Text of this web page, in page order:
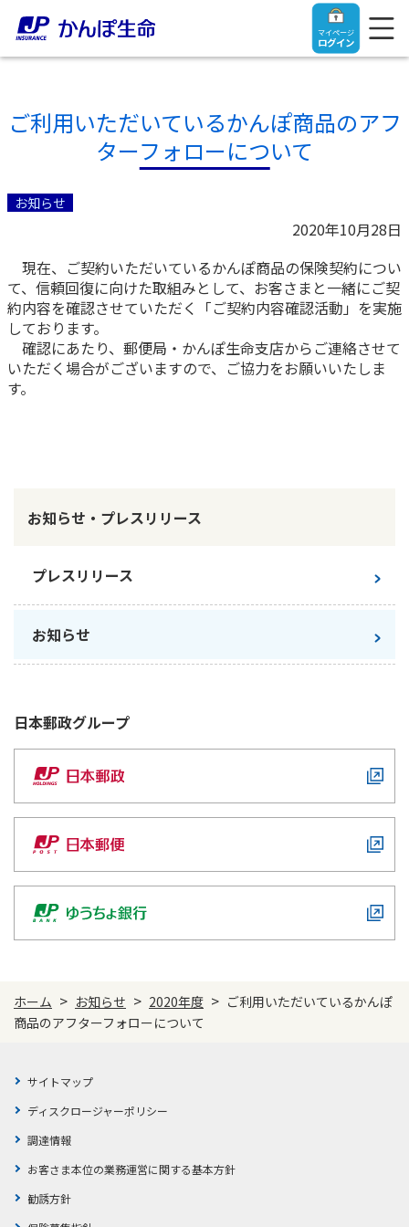
マイページ
ログイン
ご契約者さま
ご契約者さま
お手続き一覧
ログイン
ご契約内容の確認
お客さまに関する情報等の確認の取り組み
かんぽプラチナライフサービス
保険用語集
お問い合わせ
保険をご検討中のお客さま
保険をご検討中のお客さま
学資保険
お見積りシミュレーション
保険の探し方のポイント
これからのライフイベントでかかる費用とは？
ご契約手続きの流れ
保険料のお払込方法
保険用語集
お問い合わせ
法人のお客さま
お役立ち情報
法人向け資料請求
お問い合わせ先
保険
医療
お金
ライフプラン
健康情報
ラジオ体操・みんなの体操
ラジオ体操ポータルサイト
ご挨拶
経営理念・経営戦略
会社概要
株主・投資家のみなさまへ
日本郵政グループとしての取り組み
採用情報
CM・オウンドメディア／ソーシャルメディア
かんぽブランド
お客さまの声／お客さまサービス向上の取組み
サステナビリティ
株主・投資家のみなさまへ
採用情報
English
ご利用いただいているかんぽ商品のアフ
ターフォローについて
お知らせ
2020年10月28日
現在、ご契約いただいているかんぽ商品の保険契約につい
て、信頼回復に向けた取組みとして、お客さまと一緒にご契
約内容を確認させていただく「ご契約内容確認活動」を実施
しております。
確認にあたり、郵便局・かんぽ生命支店からご連絡させて
いただく場合がございますので、ご協力をお願いいたしま
す。
お知らせ・プレスリリース
プレスリリース
お知らせ
日本郵政グループ
ホーム > お知らせ > 2020年度 > ご利用いただいているかんぽ
商品のアフターフォローについて
サイトマップ
ディスクロージャーポリシー
調達情報
お客さま本位の業務運営に関する基本方針
勧誘方針